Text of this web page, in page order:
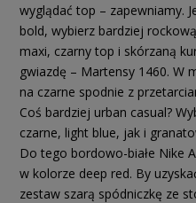
wyglądać top – zapewniamy.
bold, wybierz bardziej
maxi, czarny top i skórzaną
gwiazdę – Martensy 1460. W
na czarne spodnie z
Coś bardziej urban casual?
czarne, light blue, jak i
Do tego bordowo-białe Nike
w kolorze deep red. By
zestaw szarą spódniczkę ze